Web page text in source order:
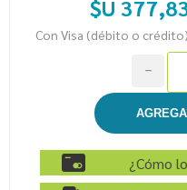
$U
Con Visa (débito o
h
¿Cómo